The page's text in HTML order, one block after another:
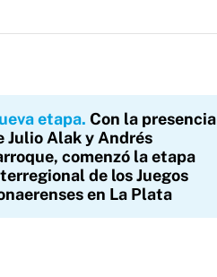
etapa Con la presencia
Julio Alak y Andrés
comenzó la etapa
de los Juegos
en La Plata